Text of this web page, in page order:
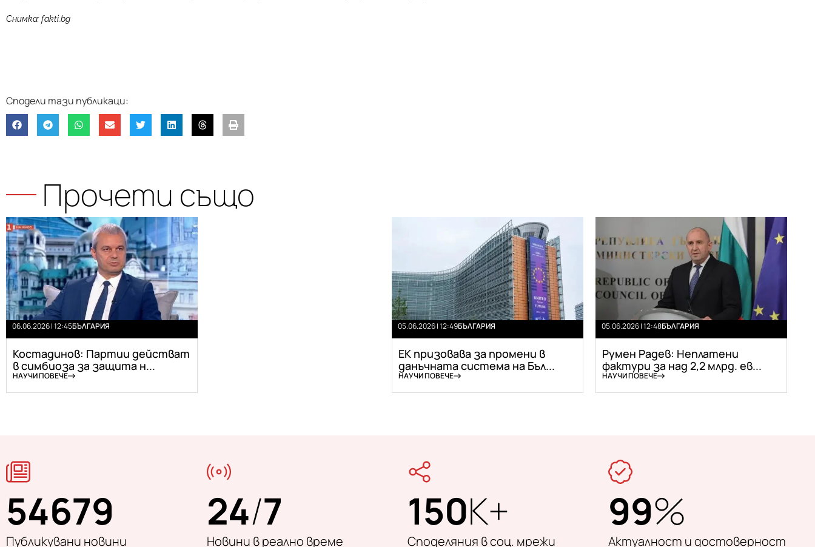
Снимка: fakti.bg
Прочети също
06.06.2026 | 12:45БЪЛГАРИЯ
Костадинов: Партии действат
в симбиоза за защита н...
НАУЧИ ПОВЕЧЕ
05.06.2026 | 12:49БЪЛГАРИЯ
ЕК призовава за промени в
данъчната система на Бъл...
НАУЧИ ПОВЕЧЕ
05.06.2026 | 12:48БЪЛГАРИЯ
Румен Радев: Неплатени
фактури за над 2,2 млрд. ев...
НАУЧИ ПОВЕЧЕ
54679
Публикувани новини
24/7
Новини в реално време
150K+
Споделяния в соц. мрежи
99%
Актуалност и достоверност